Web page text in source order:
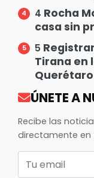
4 Rocha
casa sin
5
Tirana en
Querétaro
ÚNETE A
Recibe las
directamente en
Correo